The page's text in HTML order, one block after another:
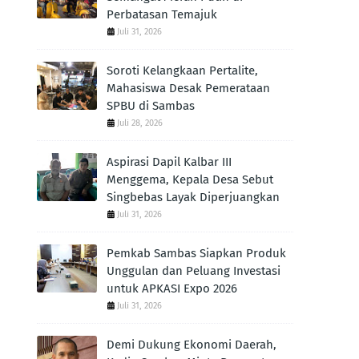
Perbatasan Temajuk
Juli 31, 2026
Soroti Kelangkaan Pertalite,
Mahasiswa Desak Pemerataan
SPBU di Sambas
Juli 28, 2026
Aspirasi Dapil Kalbar III
Menggema, Kepala Desa Sebut
Singbebas Layak Diperjuangkan
Juli 31, 2026
Pemkab Sambas Siapkan Produk
Unggulan dan Peluang Investasi
untuk APKASI Expo 2026
Juli 31, 2026
Demi Dukung Ekonomi Daerah,